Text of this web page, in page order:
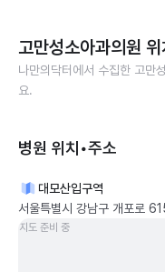
고만성소아과의원 위
나만의닥터에서 수집한 고만
요.
병원 위치•주소
대모산입구역
서울특별시 강남구 개포로
지도 준비 중